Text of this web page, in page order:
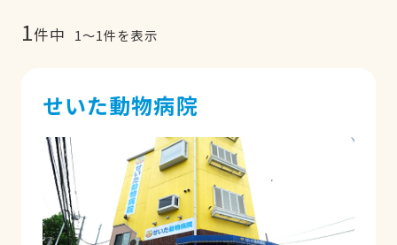
1件中 1〜1件を表示
せいた動物病院